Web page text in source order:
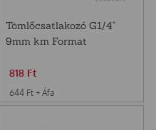
Tömlőcsatlakozó G1/4"
9mm km Format
818 Ft
644 Ft + Áfa